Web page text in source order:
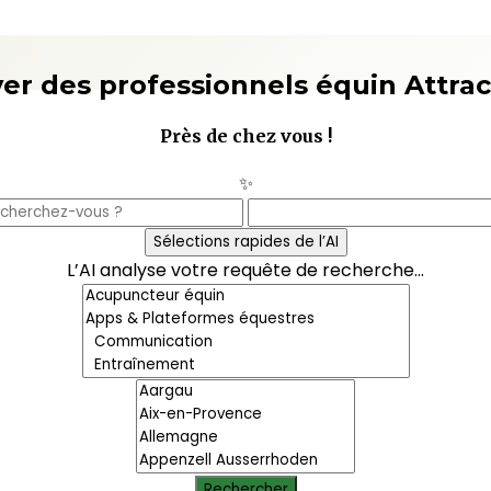
des professionnels équin
Près de chez vous !
✨
Sélections rapides de l’AI
L’AI analyse votre requête de recherche...